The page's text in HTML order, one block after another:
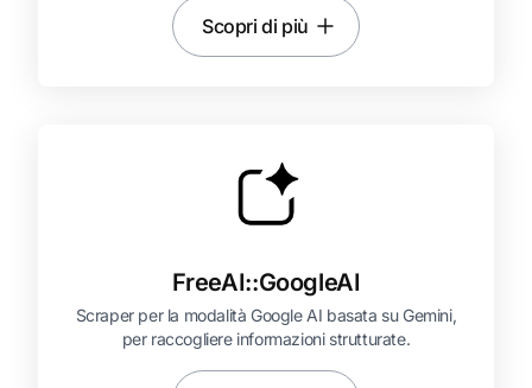
Scopri di più
FreeAI::GoogleAI
Scraper per la modalità Google AI basata su Gemini,
per raccogliere informazioni strutturate.